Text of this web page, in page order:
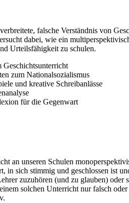
falsche Verständnis von
dabei, wie ein
Urteilsfähigkeit zu schulen.
zum Nationalsozialismus
und kreative Schreibanlässe
für die Gegenwart
an unseren Schulen
sich stimmig und geschlossen ist
zuzuhören (und zu glauben)
solchen Unterricht nur falsch